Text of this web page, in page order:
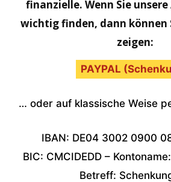
finanzielle. Wenn Sie
wichtig finden, dann können
zeigen:
PAYPAL
… oder auf klassische Weise
IBAN: DE04 3002 0900
BIC: CMCIDEDD –
Betreff: